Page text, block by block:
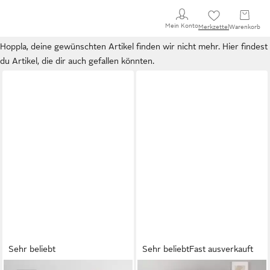
Mein KontoMerkzettel Warenkorb
Hoppla, deine gewünschten Artikel finden wir nicht mehr. Hier findest
du Artikel, die dir auch gefallen könnten.
Sehr beliebt Sehr beliebtFast ausverkauft